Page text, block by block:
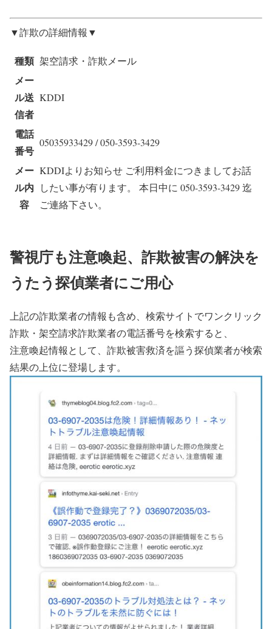
▼詐欺の詳細情報▼
種類 架空請求・詐欺メール
メー
ル送
信者
KDDI
電話
番号
05035933429 / 050-3593-3429
メー
ル内
容
KDDIよりお知らせ ご利用料金につきましてお話
したい事が有ります。 本日中に 050-3593-3429 迄
ご連絡下さい。
警視庁も注意喚起、詐欺被害の解決を
うたう探偵業者にご用心
上記の詐欺業者の情報も含め、検索サイトでワンクリック
詐欺・架空請求詐欺業者の電話番号を検索すると、
注意喚起情報として、詐欺被害救済を謳う探偵業者が検索
結果の上位に登場します。